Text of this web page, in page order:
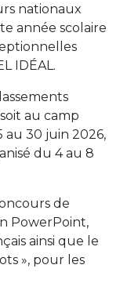
nationaux
année scolaire
IDÉAL.
au camp
au 30 juin 2026,
du 4 au 8
de
PowerPoint,
ainsi que le
», pour les